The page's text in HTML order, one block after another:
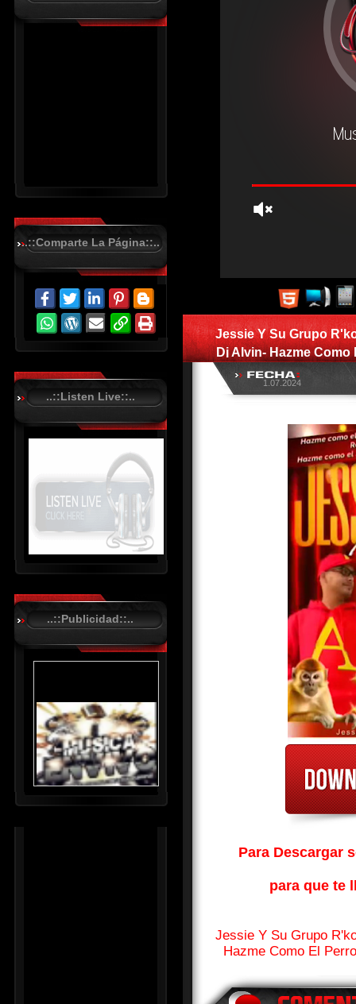
..::Comparte La Página::..
..::Listen Live::..
A
S
..::Publicidad::..
A
T
.
N
Jessie Y Su Grupo
Dj Alvin- Hazme Como
El Mono
1.07.2024
Para Descargar
para que te
Jessie Y Su Grupo
Hazme Como El